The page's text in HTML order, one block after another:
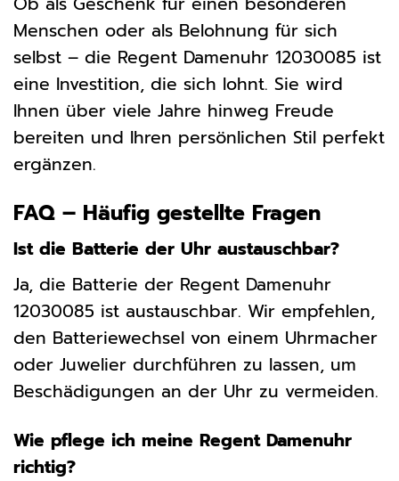
Menschen oder als Belohnung für sich
selbst – die Regent Damenuhr 12030085 ist
eine Investition, die sich lohnt. Sie wird
Ihnen über viele Jahre hinweg Freude
bereiten und Ihren persönlichen Stil perfekt
ergänzen.
FAQ – Häufig gestellte Fragen
Ist die Batterie der Uhr austauschbar?
Ja, die Batterie der Regent Damenuhr
12030085 ist austauschbar. Wir empfehlen,
den Batteriewechsel von einem Uhrmacher
oder Juwelier durchführen zu lassen, um
Beschädigungen an der Uhr zu vermeiden.
Wie pflege ich meine Regent Damenuhr
richtig?